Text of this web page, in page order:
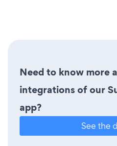
Need to know more
integrations of our
app?
See the